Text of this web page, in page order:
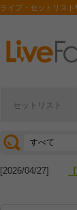
ライブ・セットリスト
セットリスト
[2026/07/28]
[2026/04/27]